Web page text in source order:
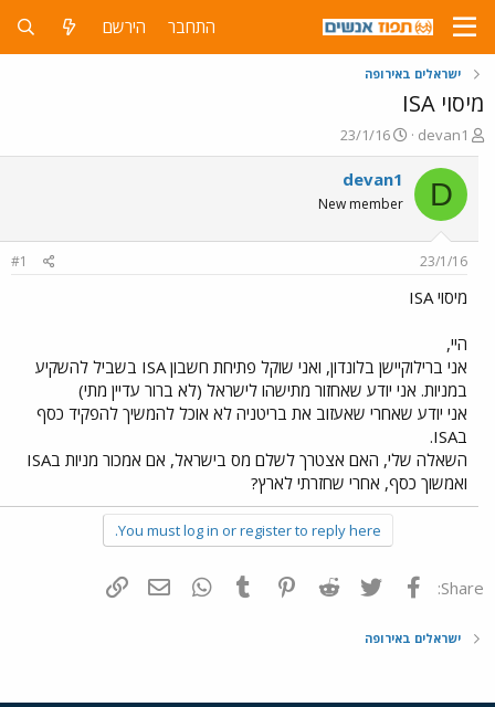
התחבר הירשם
ישראלים באירופה
מיסוי ISA
פ
ו
ת
ח
ה
ו
ש
א
devan1
פ
ו
ר
ס
ם
23/1/16
D
devan1
New member
23/1/16
#1
מיסוי ISA
היי,
אני ברילוקיישן בלונדון, ואני שוקל פתיחת חשבון ISA בשביל להשקיע
במניות. אני יודע שאחזור מתישהו לישראל (לא ברור עדיין מתי)
אני יודע שאחרי שאעזוב את בריטניה לא אוכל להמשיך להפקיד כסף
בISA.
השאלה שלי, האם אצטרך לשלם מס בישראל, אם אמכור מניות בISA
ואמשוך כסף, אחרי שחזרתי לארץ?
You must log in or register to reply here.
Share: פייסבוק Twitter
Reddit
Pinterest
Tumblr
WhatsAppדואר אלקטרוני
ישראלים באירופה